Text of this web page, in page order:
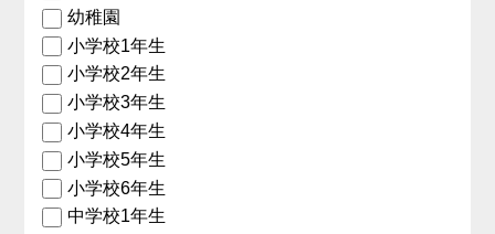
幼稚園
小学校1年生
小学校2年生
小学校3年生
小学校4年生
小学校5年生
小学校6年生
中学校1年生